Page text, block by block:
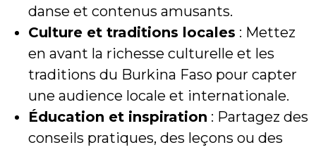
danse et contenus amusants.
Culture et traditions locales : Mettez
en avant la richesse culturelle et les
traditions du Burkina Faso pour capter
une audience locale et internationale.
Éducation et inspiration : Partagez des
conseils pratiques, des leçons ou des